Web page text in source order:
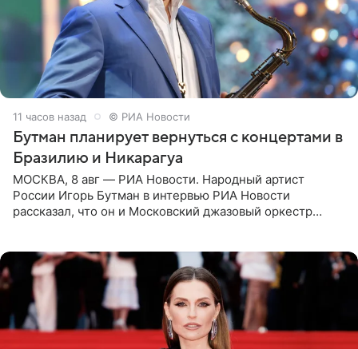
11 часов назад © РИА Новости
Бутман планирует вернуться с концертами в
Бразилию и Никарагуа
МОСКВА, 8 авг — РИА Новости. Народный артист
России Игорь Бутман в интервью РИА Новости
рассказал, что он и Московский джазовый оркестр